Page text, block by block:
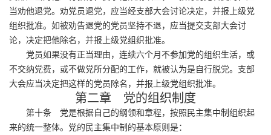
当劝他退党。劝党员退党，应当经支部大会讨论决定，并报上级党
组织批准。如被劝告退党的党员坚持不退，应当提交支部大会讨
论，决定把他除名，并报上级党组织批准。
党员如果没有正当理由，连续六个月不参加党的组织生活，或
不交纳党费，或不做党所分配的工作，就被认为是自行脱党。支部
大会应当决定把这样的党员除名，并报上级党组织批准。
第二章 党的组织制度
第十条 党是根据自己的纲领和章程，按照民主集中制组织起
来的统一整体。党的民主集中制的基本原则是：